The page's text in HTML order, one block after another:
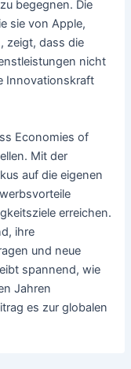
begegnen. Die
sie von Apple,
zeigt, dass die
nicht
Innovationskraft
Economies of
Mit der
auf die eigenen
erreichen.
ihre
und neue
spannend, wie
Jahren
es zur globalen